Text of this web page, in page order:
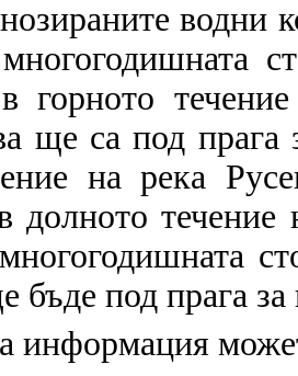
водни
горното
ще са под
на река
долното
бъде под прага
информация